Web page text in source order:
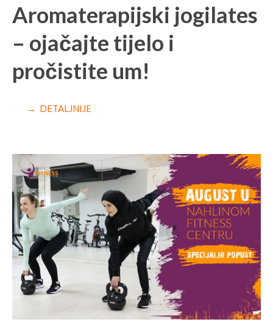
Aromaterapijski jogilates
– ojačajte tijelo i
pročistite um!
→ DETALJNIJE